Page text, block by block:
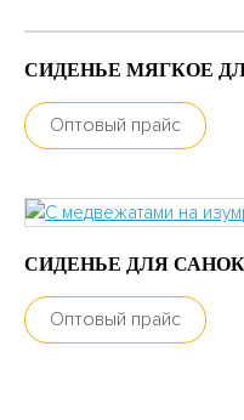
СИДЕНЬЕ МЯГКОЕ
Оптовый прайс
СИДЕНЬЕ ДЛЯ САНОК
Оптовый прайс